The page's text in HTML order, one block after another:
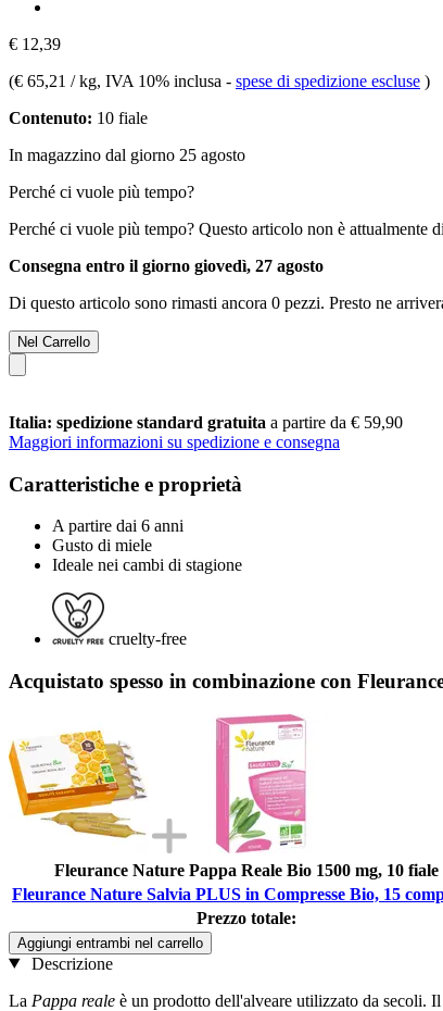
€ 12,39
(€ 65,21 / kg, IVA 10% inclusa - spese di spedizione escluse )
Contenuto: 10 fiale
In magazzino dal giorno 25 agosto
Perché ci vuole più tempo?
Perché ci vuole più tempo? Questo articolo non è attualmente
Consegna entro il giorno giovedì, 27 agosto
Di questo articolo sono rimasti ancora 0 pezzi. Presto ne
Nel Carrello
Italia: spedizione standard gratuita a partire da € 59,90
Maggiori informazioni su spedizione e consegna
Caratteristiche e proprietà
A partire dai 6 anni
Gusto di miele
Ideale nei cambi di stagione
cruelty-free
Acquistato spesso in combinazione con
Fleurance Nature Pappa Reale Bio 1500 mg, 10 fiale
Fleurance Nature Salvia PLUS in Compresse Bio, 15
Prezzo totale:
Aggiungi entrambi nel carrello
Descrizione
La Pappa reale è un prodotto dell'alveare utilizzato da secoli.